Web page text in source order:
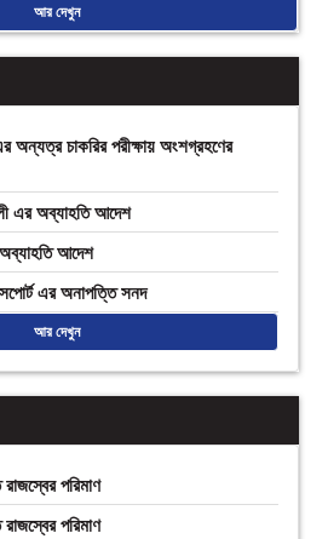
আর দেখুন
অন্যত্র চাকরির পরীক্ষায় অংশগ্রহণের
এর অব্যাহতি আদেশ
আদেশ
এর অনাপত্তি সনদ
আর দেখুন
পরিমাণ
পরিমাণ